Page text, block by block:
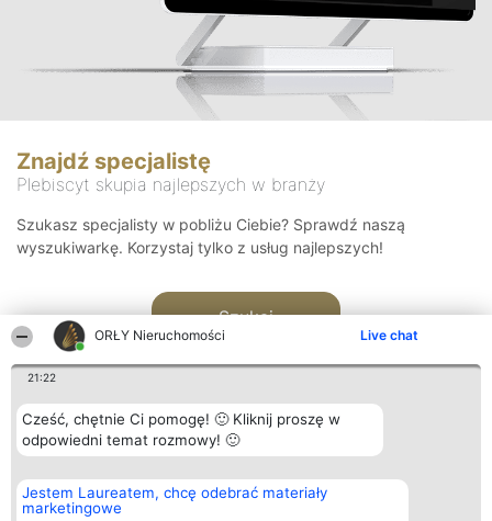
ORŁY Nieruchomości Live chat
21:22
Cześć, chętnie Ci pomogę! 🙂 Kliknij proszę w
odpowiedni temat rozmowy! 🙂
Jestem Laureatem, chcę odebrać materiały
marketingowe
Znajdź specjalistę
Plebiscyt skupia najlepszych w branży
Szukasz specjalisty w pobliżu Ciebie? Sprawdź naszą
wyszukiwarkę. Korzystaj tylko z usług najlepszych!
Szukaj
Organizator plebiscytu
Bright Side Solutions sp. z o.
o. sp. k.
Plebiscyt
Laureaci
Kontakt
Kontakt